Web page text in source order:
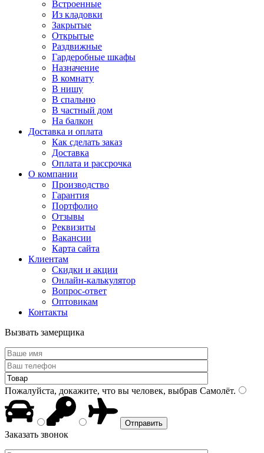
Встроенные
Из кладовки
Закрытые
Открытые
Раздвижные
Гардеробные шкафы
Назначение
В комнату
В нишу
В спальню
В частный дом
На балкон
Доставка и оплата
Как сделать заказ
Доставка
Оплата и рассрочка
О компании
Производство
Гарантия
Портфолио
Отзывы
Реквизиты
Вакансии
Карта сайта
Клиентам
Скидки и акции
Онлайн-калькулятор
Вопрос-ответ
Оптовикам
Контакты
Вызвать замерщика
Пожалуйста, докажите, что вы человек, выбрав Самолёт.
Заказать звонок